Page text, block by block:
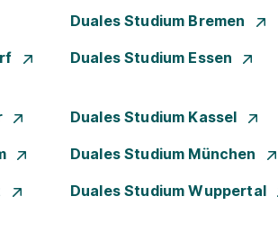
Duales Studium Bremen
Duales Studium Essen
Duales Studium Kassel
Duales Studium München
Duales Studium Wuppertal